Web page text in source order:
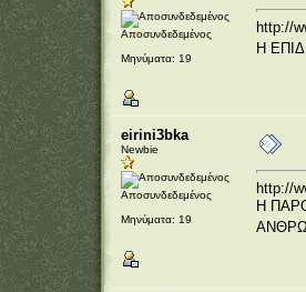
Αποσυνδεδεμένος
Μηνύματα: 19
http://
Η
eirini3bka
Newbie
Αποσυνδεδεμένος
Μηνύματα: 19
http://
Η